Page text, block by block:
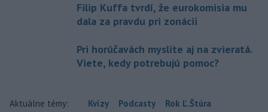
Filip Kuffa tvrdí, že eurokomisia mu
dala za pravdu pri zonácii
Pri horúčavách myslite aj na zvieratá.
Viete, kedy potrebujú pomoc?
Aktuálne témy: Kvízy Podcasty Rok Ľ.Štúra